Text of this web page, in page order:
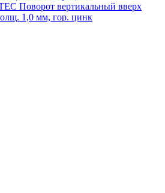
Поворот вертикальный вверх
1,0 мм, гор. цинк